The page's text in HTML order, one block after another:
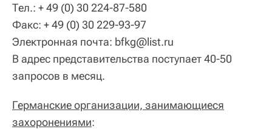
Тел.: + 49 (0) 30 224-87-580
Факс: + 49 (0) 30 229-93-97
Электронная почта: bfkg@list.ru
В адрес представительства поступает 40-50
запросов в месяц.
Германские организации, занимающиеся
захоронениями: